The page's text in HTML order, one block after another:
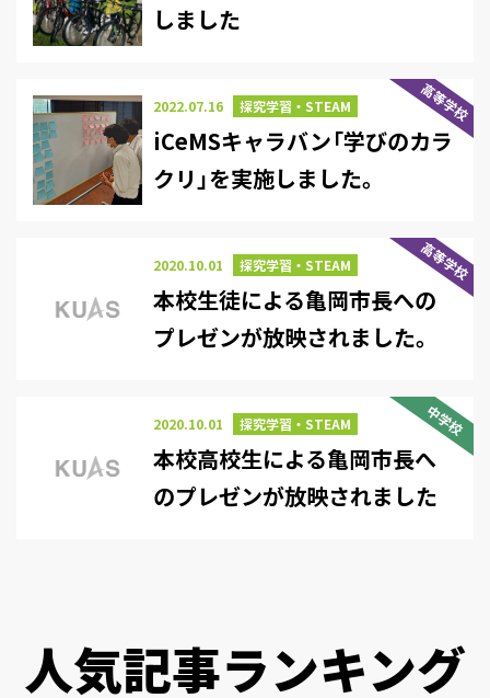
しました
高等学校
2022.07.16 探究学習・STEAM
iCeMSキャラバン「学びのカラ
クリ」を実施しました。
高等学校
2020.10.01 探究学習・STEAM
本校生徒による亀岡市長への
プレゼンが放映されました。
中学校
2020.10.01 探究学習・STEAM
本校高校生による亀岡市長へ
のプレゼンが放映されました
人気記事ランキング